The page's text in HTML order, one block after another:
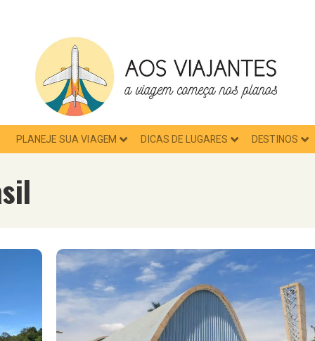
PLANEJE SUA VIAGEM DICAS DE LUGARES DESTINOS